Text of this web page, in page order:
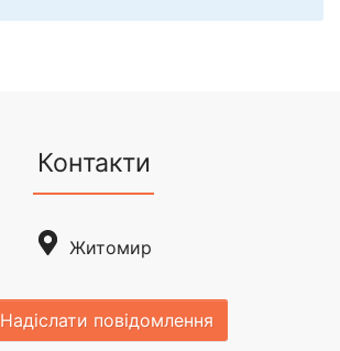
Контакти
Житомир
Надіслати повідомлення